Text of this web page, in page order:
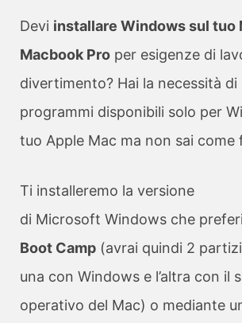
Devi installare Windows sul tuo
Macbook Pro per esigenze di
divertimento? Hai la necessità di
programmi disponibili solo per
tuo Apple Mac ma non sai come
Ti installeremo la versione
di Microsoft Windows che
Boot Camp (avrai quindi 2
una con Windows e l’altra con il
operativo del Mac) o mediante